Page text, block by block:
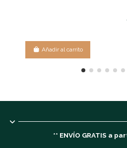
Añadir al carrito
** ENVÍO GRATIS a